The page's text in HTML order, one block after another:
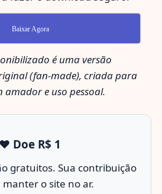
Baixar Agora
é uma versão
(fan-made), criada para
amador e uso pessoal.
❤️ Doe R$ 1
gratuitos. Sua contribuição
o site no ar.